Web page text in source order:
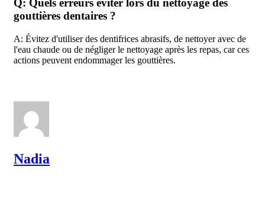
Q: Quels erreurs éviter lors du nettoyage des
gouttières dentaires ?
A: Évitez d'utiliser des dentifrices abrasifs, de nettoyer avec de
l'eau chaude ou de négliger le nettoyage après les repas, car ces
actions peuvent endommager les gouttières.
Nadia